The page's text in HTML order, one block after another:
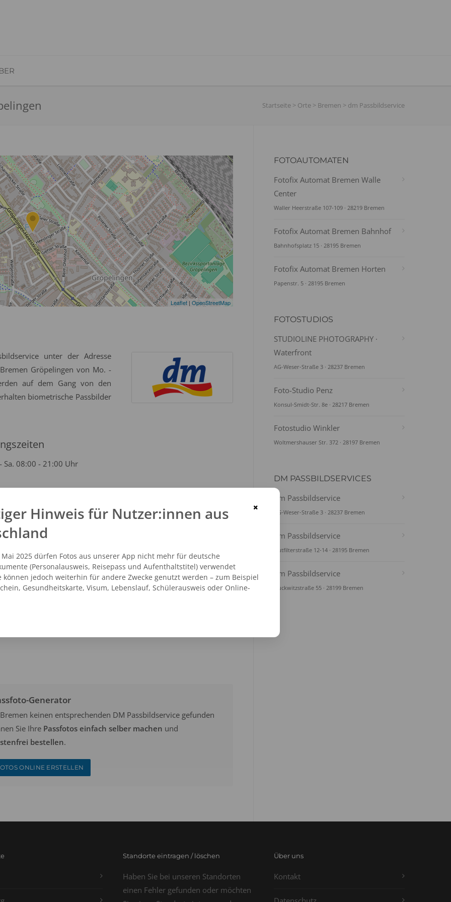
Startseite > Orte > Bremen > dm Passbildservice
Leaflet | OpenStreetMap
unter der Adresse
Gröpelingen von Mo. -
auf dem Gang von den
biometrische Passbilder
Sa. 08:00 - 21:00 Uhr
- 38033736
Generator
keinen entsprechenden DM Passbildservice gefunden
Sie Ihre Passfotos einfach selber machen und
bestellen.
ONLINE ERSTELLEN
FOTOAUTOMATEN
Fotofix Automat Bremen Walle
Center
Waller Heerstraße 107-109 · 28219 Bremen
Fotofix Automat Bremen Bahnhof
Bahnhofsplatz 15 · 28195 Bremen
Fotofix Automat Bremen Horten
Papenstr. 5 · 28195 Bremen
FOTOSTUDIOS
STUDIOLINE PHOTOGRAPHY ·
Waterfront
AG-Weser-Straße 3 · 28237 Bremen
Foto-Studio Penz
Konsul-Smidt-Str. 8e · 28217 Bremen
Fotostudio Winkler
Woltmershauser Str. 372 · 28197 Bremen
DM PASSBILDSERVICES
dm Passbildservice
AG-Weser-Straße 3 · 28237 Bremen
dm Passbildservice
Hutfilterstraße 12-14 · 28195 Bremen
dm Passbildservice
Duckwitzstraße 55 · 28199 Bremen
Standorte eintragen / löschen
Haben Sie bei unseren Standorten
einen Fehler gefunden oder möchten
Über uns
Kontakt
×
Hinweis für Nutzer:innen aus
Mai 2025 dürfen Fotos aus unserer App nicht mehr für deutsche
(Personalausweis, Reisepass und Aufenthaltstitel) verwendet
können jedoch weiterhin für andere Zwecke genutzt werden – zum Beispiel
Gesundheitskarte, Visum, Lebenslauf, Schülerausweis oder Online-